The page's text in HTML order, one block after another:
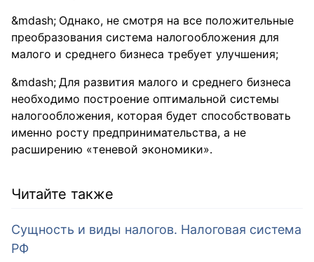
Однако, не смотря на все положительные
преобразования система налогообложения для
малого и среднего бизнеса требует улучшения;
Для развития малого и среднего бизнеса
необходимо построение оптимальной системы
налогообложения, которая будет способствовать
именно росту предпринимательства, а не
расширению «теневой экономики».
Читайте также
Сущность и виды налогов. Налоговая система
РФ